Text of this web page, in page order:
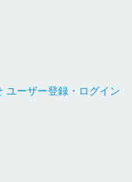
ユーザー登録・ログイン